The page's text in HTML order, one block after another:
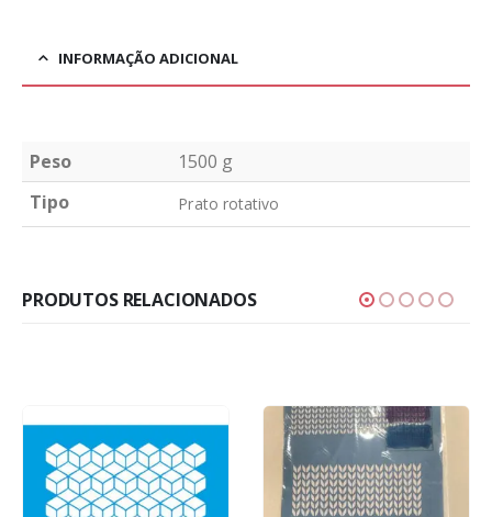
INFORMAÇÃO ADICIONAL
Peso
1500 g
Tipo
Prato rotativo
PRODUTOS RELACIONADOS